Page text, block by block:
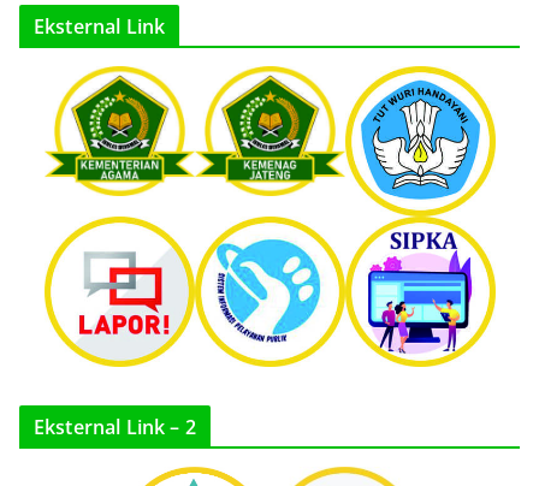
Eksternal Link
Eksternal Link – 2